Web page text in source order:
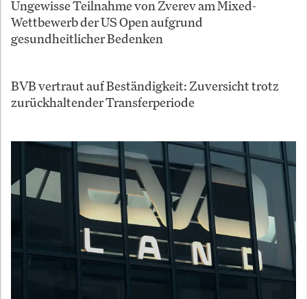
Ungewisse Teilnahme von Zverev am Mixed-
Wettbewerb der US Open aufgrund
gesundheitlicher Bedenken
BVB vertraut auf Beständigkeit: Zuversicht trotz
zurückhaltender Transferperiode